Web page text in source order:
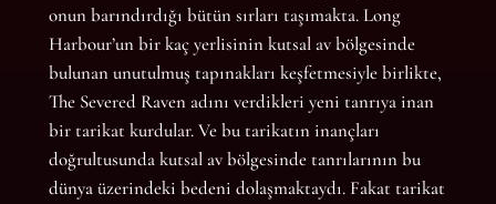
onun barındırdığı bütün sırları taşımakta. Long
Harbour’un bir kaç yerlisinin kutsal av bölgesinde
bulunan unutulmuş tapınakları keşfetmesiyle birlikte,
The Severed Raven adını verdikleri yeni tanrıya inan
bir tarikat kurdular. Ve bu tarikatın inançları
doğrultusunda kutsal av bölgesinde tanrılarının bu
dünya üzerindeki bedeni dolaşmaktaydı. Fakat tarikat